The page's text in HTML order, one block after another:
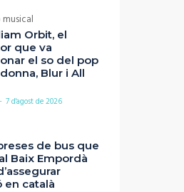
Orbit, el
que va
el so del pop
Blur i All
- 7 d'agost de 2026
de bus que
Baix Empordà
en català